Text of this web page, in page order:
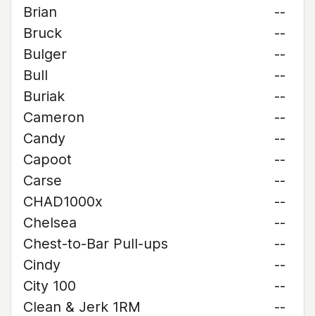
Brian
--
Bruck
--
Bulger
--
Bull
--
Buriak
--
Cameron
--
Candy
--
Capoot
--
Carse
--
CHAD1000x
--
Chelsea
--
Chest-to-Bar Pull-ups
--
Cindy
--
City 100
--
Clean & Jerk 1RM
--